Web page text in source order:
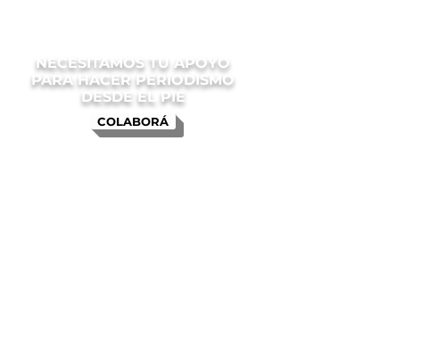
COLABORÁ
NECESITAMOS TU APOYO
PARA HACER PERIODISMO
DESDE EL PIE